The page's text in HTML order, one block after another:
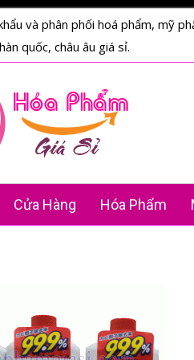
và phân phối hoá phẩm, mỹ
quốc, châu âu giá sỉ.
Cửa Hàng Hóa Phẩm